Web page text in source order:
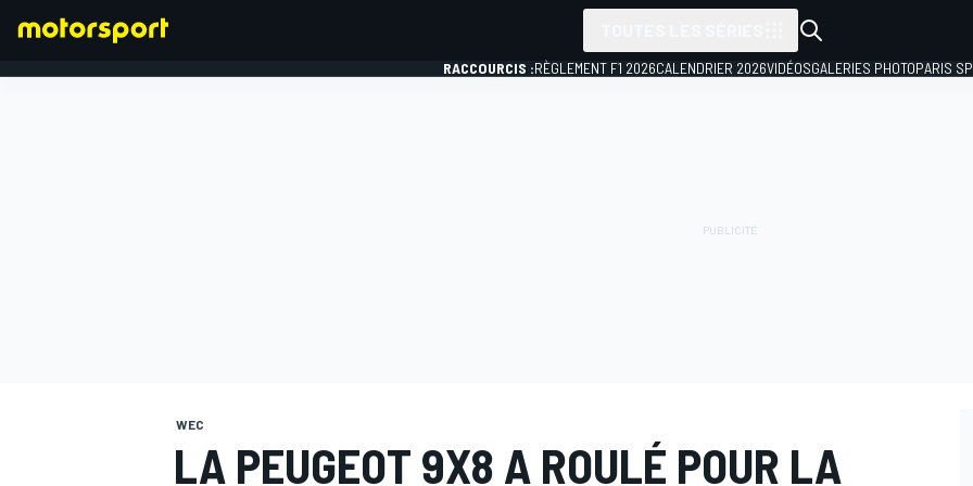
RACCOURCIS :RÈGLEMENT F1 2026CALENDRIER 2026VIDÉOSGALERIES PHOTOPARIS
WEC
LA PEUGEOT 9X8 A ROULÉ POUR LA